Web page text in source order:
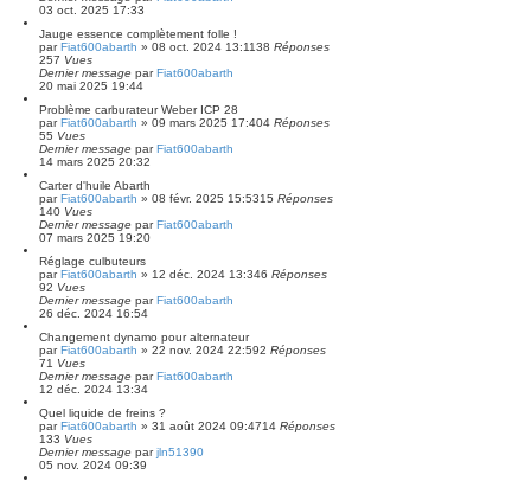
03 oct. 2025 17:33
Jauge essence complètement folle !
parFiat600abarth » 08 oct. 2024 13:1138 Réponses
257 Vues
Dernier message parFiat600abarth
20 mai 2025 19:44
Problème carburateur Weber ICP 28
parFiat600abarth » 09 mars 2025 17:404 Réponses
55 Vues
Dernier message parFiat600abarth
14 mars 2025 20:32
Carter d'huile Abarth
parFiat600abarth » 08 févr. 2025 15:5315 Réponses
140 Vues
Dernier message parFiat600abarth
07 mars 2025 19:20
Réglage culbuteurs
parFiat600abarth » 12 déc. 2024 13:346 Réponses
92 Vues
Dernier message parFiat600abarth
26 déc. 2024 16:54
Changement dynamo pour alternateur
parFiat600abarth » 22 nov. 2024 22:592 Réponses
71 Vues
Dernier message parFiat600abarth
12 déc. 2024 13:34
Quel liquide de freins ?
parFiat600abarth » 31 août 2024 09:4714 Réponses
133 Vues
Dernier message parjln51390
05 nov. 2024 09:39